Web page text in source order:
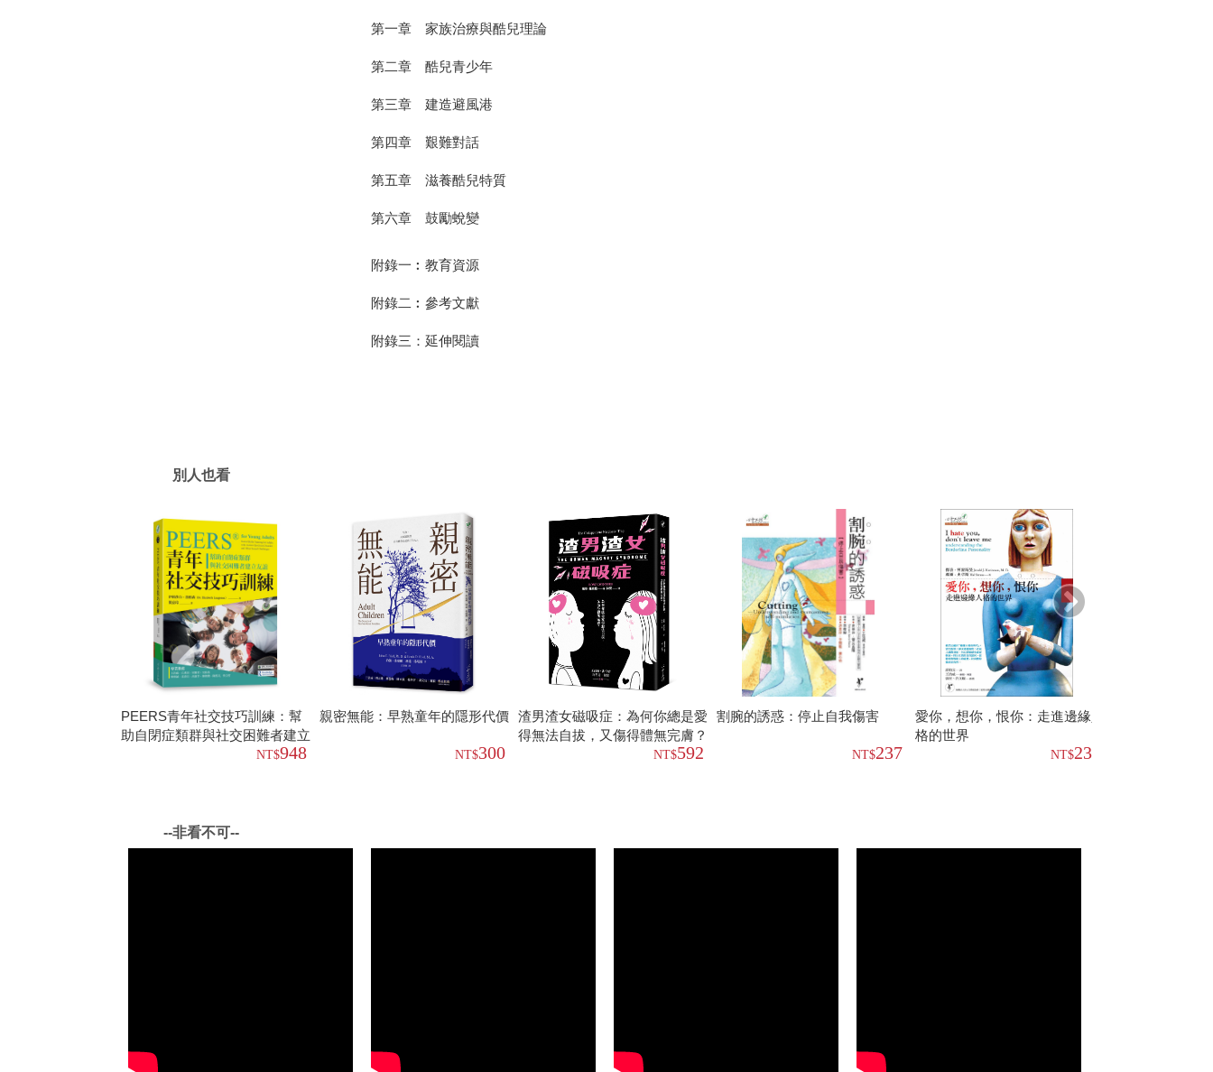
第一章 家族治療與酷兒理論
第二章 酷兒青少年
第三章 建造避風港
第四章 艱難對話
第五章 滋養酷兒特質
第六章 鼓勵蛻變
附錄一︰教育資源
附錄二︰參考文獻
附錄三：延伸閱讀
別人也看
PEERS青年社交技巧訓練：幫
助自閉症類群與社交困難者建立
948
親密無能：早熟童年的隱形代價
300
渣男渣女磁吸症：為何你總是愛
得無法自拔，又傷得體無完膚？
592
割腕的誘惑：停止自我傷害
237
愛你，想你，恨你：走進邊緣人
格的世界
237
--非看不可--